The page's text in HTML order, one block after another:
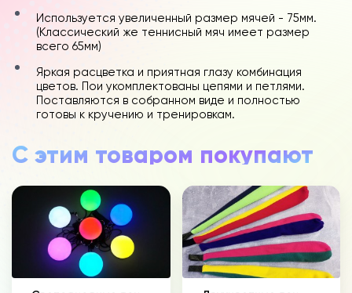
Используется увеличенный размер мячей - 75мм.
(Классический же теннисный мяч имеет размер
всего 65мм)
Яркая расцветка и приятная глазу комбинация
цветов. Пои укомплектованы цепями и петлями.
Поставляются в собранном виде и полностью
готовы к кручению и тренировкам.
С этим товаром покупают